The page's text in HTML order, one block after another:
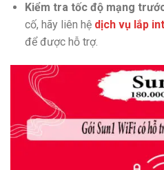
Kiểm tra tốc độ mạng
cố, hãy liên hệ dịch vụ lắp
để được hỗ trợ.